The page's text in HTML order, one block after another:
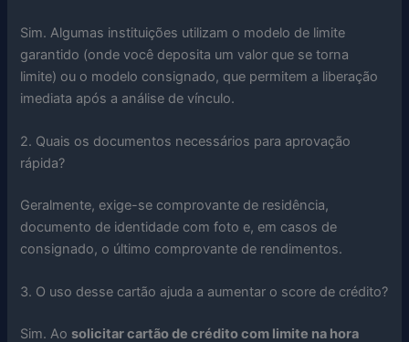
Sim. Algumas instituições utilizam o modelo de limite
garantido (onde você deposita um valor que se torna
limite) ou o modelo consignado, que permitem a liberação
imediata após a análise de vínculo.
2. Quais os documentos necessários para aprovação
rápida?
Geralmente, exige-se comprovante de residência,
documento de identidade com foto e, em casos de
consignado, o último comprovante de rendimentos.
3. O uso desse cartão ajuda a aumentar o score de crédito?
Sim. Ao solicitar cartão de crédito com limite na hora